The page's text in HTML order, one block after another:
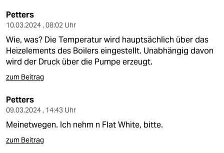
genossenschaft
epaper login
Petters
10.03.2024 , 08:02 Uhr
Wie, was? Die Temperatur wird hauptsächlich über das
Heizelements des Boilers eingestellt. Unabhängig davon
wird der Druck über die Pumpe erzeugt.
zum Beitrag
Petters
09.03.2024 , 14:43 Uhr
Meinetwegen. Ich nehm n Flat White, bitte.
zum Beitrag